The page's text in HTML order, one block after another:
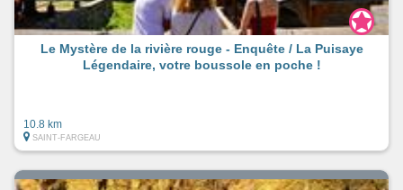
Le Mystère de la rivière rouge - Enquête / La Puisaye
Légendaire, votre boussole en poche !
10.8 km
SAINT-FARGEAU